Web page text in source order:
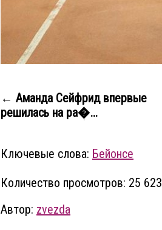
← Аманда Сейфрид впервые
решилась на ра�...
Ключевые слова: Бейонсе
Количество просмотров: 25 623
Автор: zvezda